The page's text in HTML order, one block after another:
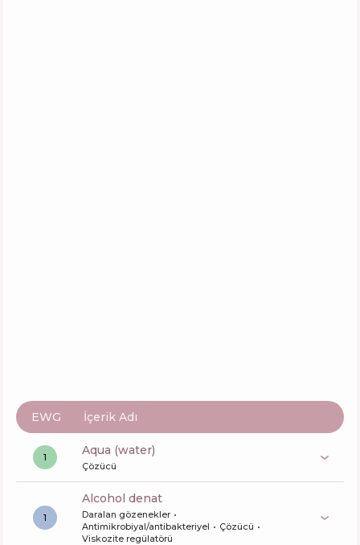
EWG İçerik Adı
1 aqua (water)
Çözücü
1
alcohol denat
Daralan gözenekler
Antimikrobiyal/antibakteriyel
Çözücü
Viskozite regülatörü